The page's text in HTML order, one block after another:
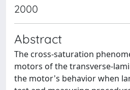
2000
Abstract
The cross-saturation
motors of the transverse-
the motor's behavior when